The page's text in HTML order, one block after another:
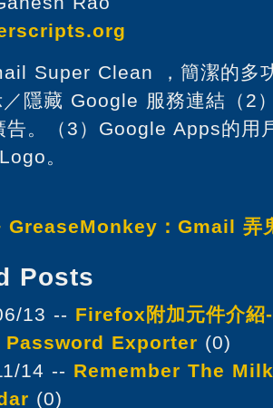
Super Clean ，簡潔的多
／隱藏 Google 服務連結（2
。（3）Google Apps的用
。
：Gmail 弄
Posts
13 -- Firefox附加元件介
Password Exporter (0)
14 -- Remember The
(0)